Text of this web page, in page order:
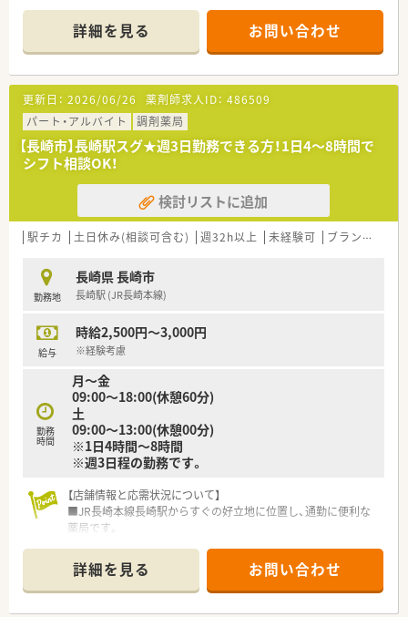
す。
●一包化はほとんどありません
●まずはピッキングから始めて投薬になります
●眼科もあるため調剤業務も多くございません
≪こんな会社です≫
●社長は女性で、元気いっぱいの方です
●年に1回、年間の5日の有給予定日を全員決めております
●管理薬剤師も休みますし、当然他の勤務薬剤師も休むという考
え方です
詳細を見る お問い合わせ
更新日： 2026/06/26 薬剤師求人ID： 486509
パート・アルバイト
調剤薬局
【長崎市】長崎駅スグ★週3日勤務できる方！1日4～8時間で
シフト相談OK！
検討リストに追加
駅チカ 土日休み(相談可含む) 週32h以上 未経験可 ブランク可
勤務地
長崎県 長崎市
長崎駅 (JR長崎本線)
給与
時給2,500円～3,000円
※経験考慮
勤務
時間
月～金
09:00～18:00(休憩60分)
土
09:00～13:00(休憩00分)
※1日4時間～8時間
※週3日程の勤務です。
【店舗情報と応需状況について】
■JR長崎本線長崎駅からすぐの好立地に位置し、通勤に便利な
薬局です。
知識を習得できます。
■現在、常勤薬剤師1名とパート薬剤師3名体制で、協力して業務
に取り組んでいます。
詳細を見る お問い合わせ